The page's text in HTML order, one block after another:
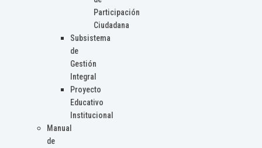
Participación
Ciudadana
Subsistema
de
Gestión
Integral
Proyecto
Educativo
Institucional
Manual
de